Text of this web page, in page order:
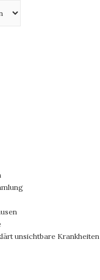
unsichtbare Krankheiten